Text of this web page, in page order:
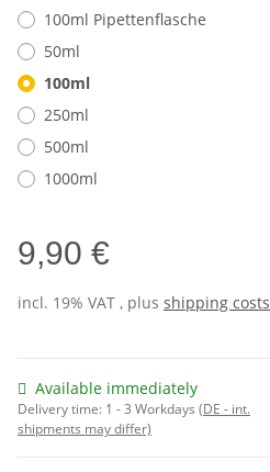
100ml Pipettenflasche
50ml
100ml
250ml
500ml
1000ml
9,90 €
incl. 19% VAT , plus shipping costs
Available immediately
Delivery time: 1 - 3 Workdays (DE - int.
shipments may differ)